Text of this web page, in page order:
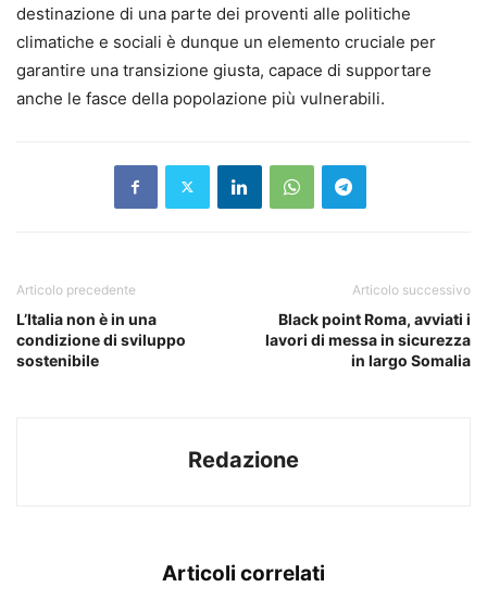
destinazione di una parte dei proventi alle politiche
climatiche e sociali è dunque un elemento cruciale per
garantire una transizione giusta, capace di supportare
anche le fasce della popolazione più vulnerabili.
Articolo precedente
L’Italia non è in una
condizione di sviluppo
sostenibile
Articolo successivo
Black point Roma, avviati i
lavori di messa in sicurezza
in largo Somalia
Redazione
Articoli correlati